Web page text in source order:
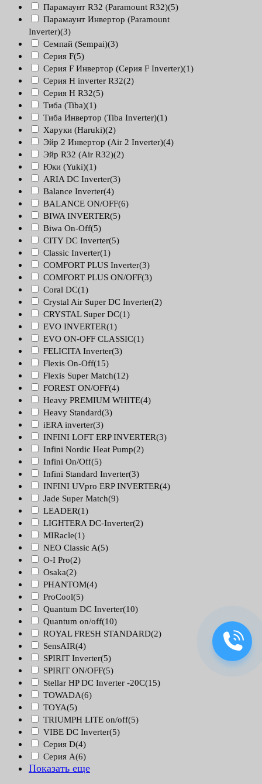
Парамаунт R32 (Paramount R32)(5)
Парамаунт Инвертор (Paramount
Inverter)(3)
Семпай (Sempai)(3)
Серия F(5)
Серия F Инвертор (Серия F Inverter)(1)
Серия H inverter R32(2)
Серия H R32(5)
Тиба (Tiba)(1)
Тиба Инвертор (Tiba Inverter)(1)
Харуки (Haruki)(2)
Эйр 2 Инвертор (Air 2 Inverter)(4)
Эйр R32 (Air R32)(2)
Юки (Yuki)(1)
ARIA DC Inverter(3)
Balance Inverter(4)
BALANCE ON/OFF(6)
BIWA INVERTER(5)
Biwa On-Off(5)
CITY DC Inverter(5)
Classic Inverter(1)
COMFORT PLUS Inverter(3)
COMFORT PLUS ON/OFF(3)
Coral DC(1)
Crystal Air Super DC Inverter(2)
CRYSTAL Super DC(1)
EVO INVERTER(1)
EVO ON-OFF CLASSIC(1)
FELICITA Inverter(3)
Flexis On-Off(15)
Flexis Super Match(12)
FOREST ON/OFF(4)
Heavy PREMIUM WHITE(4)
Heavy Standard(3)
iERA inverter(3)
INFINI LOFT ERP INVERTER(3)
Infini Nordic Heat Pump(2)
Infini On/Off(5)
Infini Standard Inverter(3)
INFINI UVpro ERP INVERTER(4)
Jade Super Match(9)
LEADER(1)
LIGHTERA DC-Inverter(2)
MIRacle(1)
NEO Classic A(5)
O-I Pro(2)
Osaka(2)
PHANTOM(4)
ProCool(5)
Quantum DC Inverter(10)
Quantum on/off(10)
ROYAL FRESH STANDARD(2)
SensAIR(4)
SPIRIT Inverter(5)
SPIRIT ON/OFF(5)
Stellar HP DC Inverter -20С(15)
TOWADA(6)
TOYA(5)
TRIUMPH LITE on/off(5)
VIBE DC Inverter(5)
Серия D(4)
Серия А(6)
Показать еще